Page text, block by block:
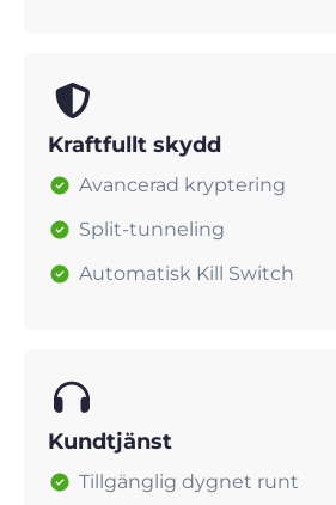
Kraftfullt skydd
Avancerad kryptering
Split-tunneling
Automatisk Kill Switch
Kundtjänst
Tillgänglig dygnet runt